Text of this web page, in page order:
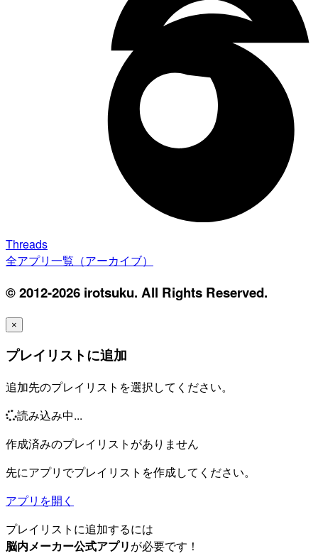
Threads
全アプリ一覧（アーカイブ）
© 2012-2026 irotsuku. All Rights Reserved.
×
プレイリストに追加
追加先のプレイリストを選択してください。
読み込み中...
作成済みのプレイリストがありません
先にアプリでプレイリストを作成してください。
アプリを開く
プレイリストに追加するには
脳内メーカー公式アプリが必要です！